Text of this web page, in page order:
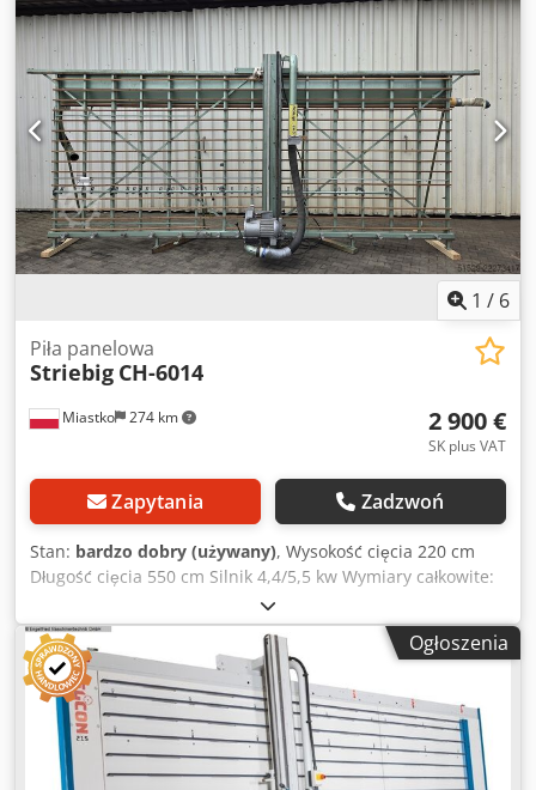
1 / 6
Miastko 274 km
Piła panelowa
Striebig CH-6014
2 900 €
SK plus VAT
Zapytania Zadzwoń
Stan: bardzo dobry (używany), Wysokość cięcia 220 cm
Długość cięcia 550 cm Silnik 4,4/5,5 kw Wymiary całkowite:
Wysokość 290 cm Szerokość 160 cm Długość 600 cm Dedjzi
Dplspfx Aiqeck
Ogłoszenia